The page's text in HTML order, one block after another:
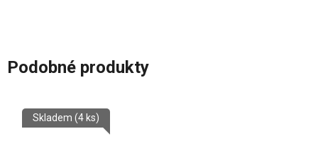
Podobné produkty
Skladem (4 ks)